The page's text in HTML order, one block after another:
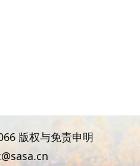
版权与免责申明